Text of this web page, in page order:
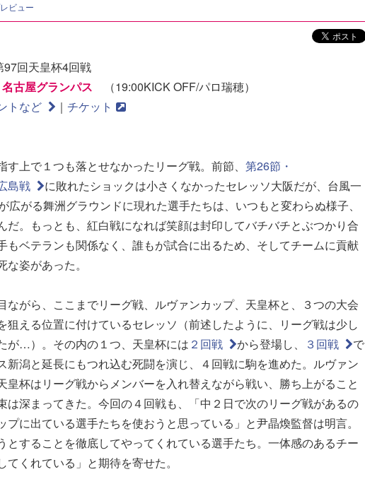
ビュー
回天皇杯4回戦
古屋グランパス （19:00KICK OFF/パロ瑞穂）
トなど
｜ チケット
上で１つも落とせなかったリーグ戦。前節、 第26節・
島戦
に敗れたショックは小さくなかったセレッソ大阪だが、台風一
広がる舞洲グラウンドに現れた選手たちは、いつもと変わらぬ様子、
だ。もっとも、紅白戦になれば笑顔は封印してバチバチとぶつかり合
もベテランも関係なく、誰もが試合に出るため、そしてチームに貢献
姿があった。
ながら、ここまでリーグ戦、ルヴァンカップ、天皇杯と、３つの大会
狙える位置に付けているセレッソ（前述したように、リーグ戦は少し
が…）。その内の１つ、天皇杯には ２回戦 から登場し、 ３回戦
で
新潟と延長にもつれ込む死闘を演じ、４回戦に駒を進めた。ルヴァン
皇杯はリーグ戦からメンバーを入れ替えながら戦い、勝ち上がること
は深まってきた。今回の４回戦も、「中２日で次のリーグ戦があるの
プに出ている選手たちを使おうと思っている」と尹晶煥監督は明言。
とすることを徹底してやってくれている選手たち。一体感のあるチー
てくれている」と期待を寄せた。